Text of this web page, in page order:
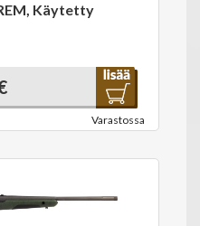
Käytetty
Varastossa